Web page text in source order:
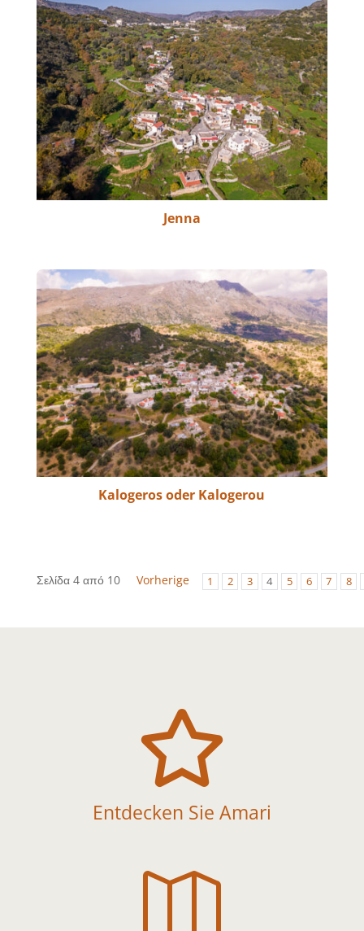
Jenna
Kalogeros oder Kalogerou
Σελίδα 4 από 10 Vorherige 1 2 3 4 5 6 7 8

Entdecken Sie Amari
